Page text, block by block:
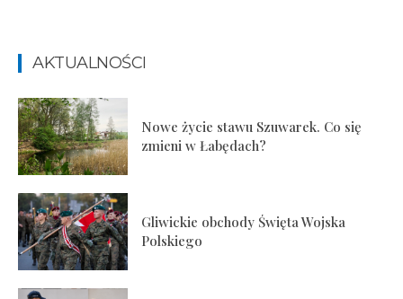
AKTUALNOŚCI
Nowe życie stawu Szuwarek. Co się
zmieni w Łabędach?
Gliwickie obchody Święta Wojska
Polskiego